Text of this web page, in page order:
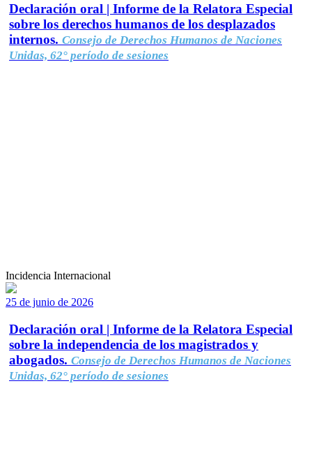
Declaración oral | Informe de la Relatora Especial
sobre los derechos humanos de los desplazados
internos. Consejo de Derechos Humanos de Naciones
Unidas, 62° período de sesiones
Incidencia Internacional
25 de junio de 2026
Declaración oral | Informe de la Relatora Especial
sobre la independencia de los magistrados y
abogados. Consejo de Derechos Humanos de Naciones
Unidas, 62° período de sesiones